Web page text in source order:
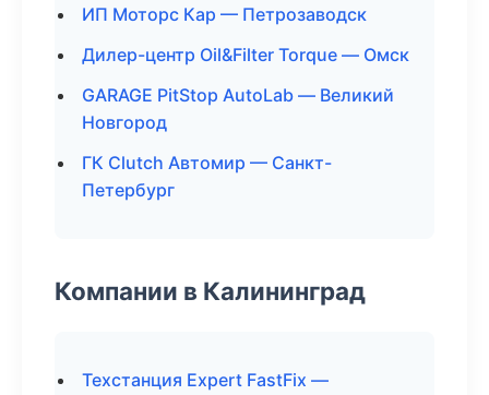
ИП Моторс Кар — Петрозаводск
Дилер-центр Oil&Filter Torque — Омск
GARAGE PitStop AutoLab — Великий
Новгород
ГК Clutch Автомир — Санкт-
Петербург
Компании в Калининград
Техстанция Expert FastFix —